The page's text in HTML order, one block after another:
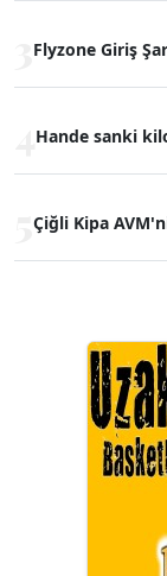
Flyzone Giriş
Hande sanki
Çiğli Kipa